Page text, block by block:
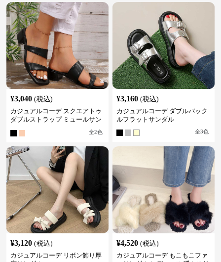
¥3,040 (税込)
カジュアルコーデ スクエアトゥ
ダブルストラップ ミュールサン
全2色
¥3,160 (税込)
カジュアルコーデ ダブルバック
ルフラットサンダル
全3色
¥3,120 (税込)
カジュアルコーデ リボン飾り厚
¥4,520 (税込)
カジュアルコーデ もこもこファ